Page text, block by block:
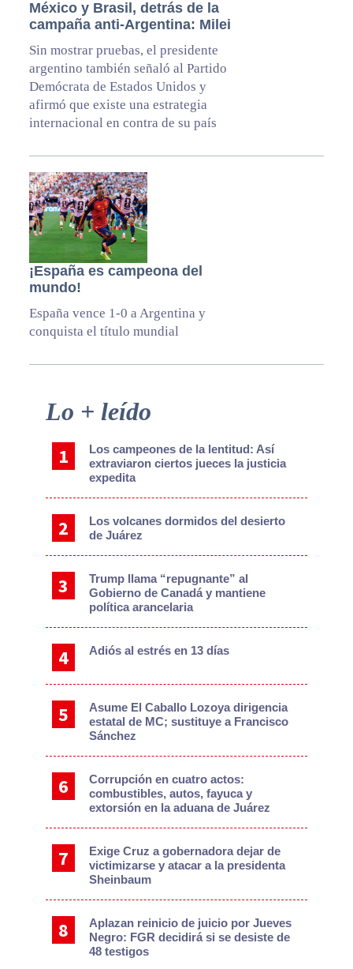
México y Brasil, detrás de la
campaña anti-Argentina: Milei
Sin mostrar pruebas, el presidente
argentino también señaló al Partido
Demócrata de Estados Unidos y
afirmó que existe una estrategia
internacional en contra de su país
¡España es campeona del
mundo!
España vence 1-0 a Argentina y
conquista el título mundial
Primary
Lo + leído
Los campeones de la lentitud: Así
extraviaron ciertos jueces la justicia
expedita
Los volcanes dormidos del desierto
de Juárez
Trump llama “repugnante” al
Gobierno de Canadá y mantiene
política arancelaria
Adiós al estrés en 13 días
Asume El Caballo Lozoya dirigencia
estatal de MC; sustituye a Francisco
Sánchez
Corrupción en cuatro actos:
combustibles, autos, fayuca y
extorsión en la aduana de Juárez
Exige Cruz a gobernadora dejar de
victimizarse y atacar a la presidenta
Sheinbaum
Aplazan reinicio de juicio por Jueves
Negro: FGR decidirá si se desiste de
48 testigos